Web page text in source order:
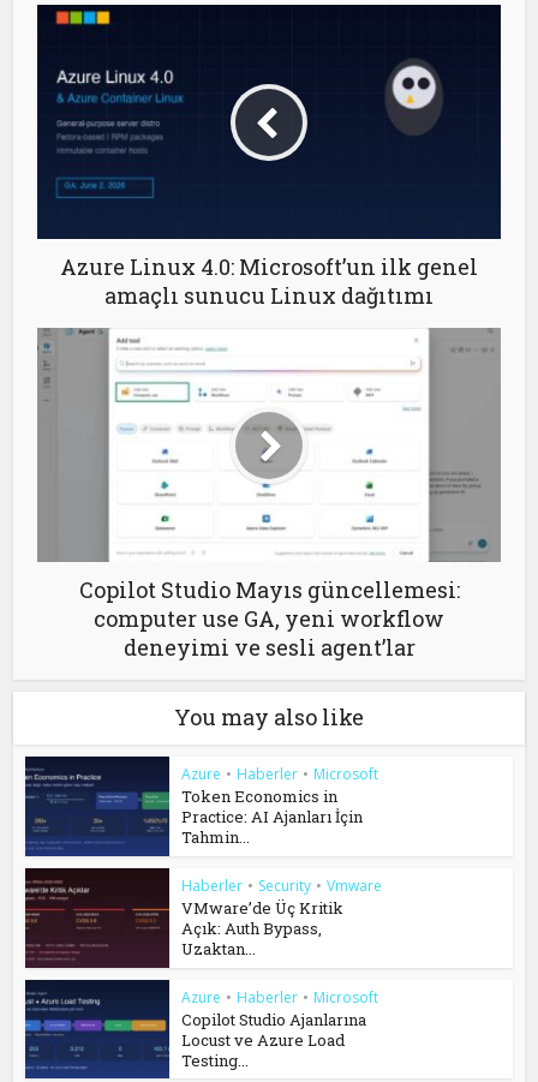
Azure Linux 4.0: Microsoft’un ilk genel
amaçlı sunucu Linux dağıtımı
Copilot Studio Mayıs güncellemesi:
computer use GA, yeni workflow
deneyimi ve sesli agent’lar
You may also like
Azure • Haberler • Microsoft
Token Economics in
Practice: AI Ajanları İçin
Tahmin...
Haberler • Security • Vmware
VMware’de Üç Kritik
Açık: Auth Bypass,
Uzaktan...
Azure • Haberler • Microsoft
Copilot Studio Ajanlarına
Locust ve Azure Load
Testing...